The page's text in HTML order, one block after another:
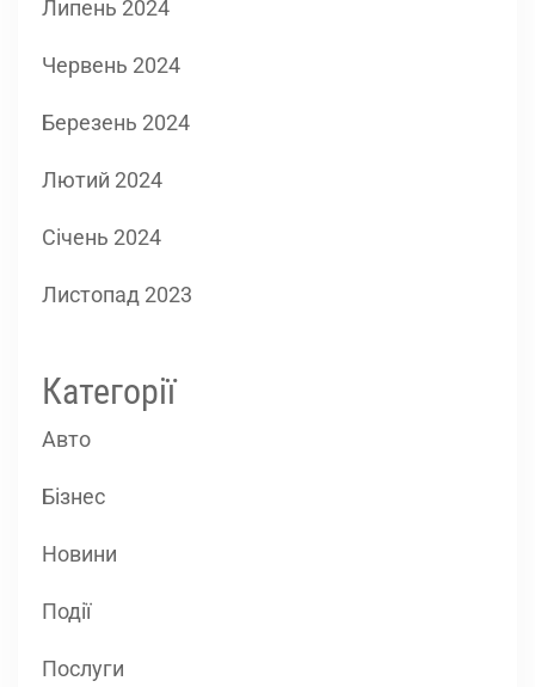
Липень 2024
Червень 2024
Березень 2024
Лютий 2024
Січень 2024
Листопад 2023
Категорії
Авто
Бізнес
Новини
Події
Послуги